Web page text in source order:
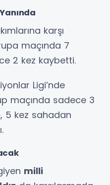
karşı
maçında 7
2 kez kaybetti.
Ligi’nde
maçında sadece 3
5 kez sahadan
milli